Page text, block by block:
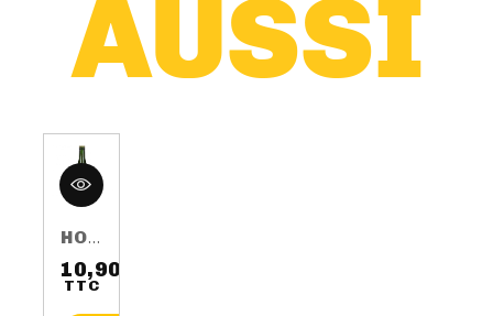
HOP HARVEST 2016 75CL 5.5%
10,90 €
TTCPrix